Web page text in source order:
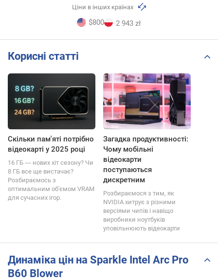
Ціни в інших країнах
$800 2 943 zł
Корисні статті
Скільки пам'яті потрібно
відеокарті у 2025 році
16 ГБ ― нових хіт сезону? Чи
8 ГБ все ще вистачає?
Розбираємось з
оптимальним об'ємом VRAM
для сучасних ігор.
Загадка продуктивності:
Чому мобільні
відеокарти
поступаються
дискретним
Розбираємося з тим, як
NVIDIA хитрує з різними
версіями чипів і навіщо
виробники ноутбуків
уповільнюють відеокарти
Динаміка цін на Sparkle Intel Arc Pro
B60 Blower